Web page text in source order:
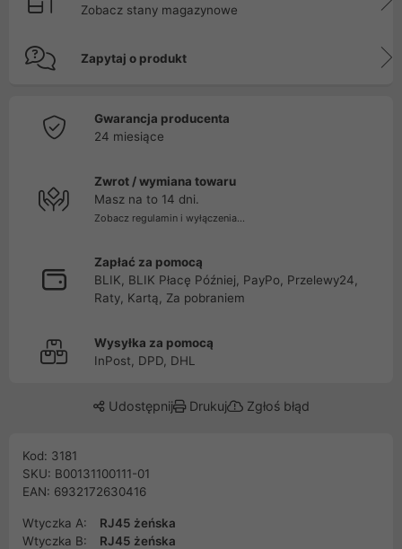
Zobacz stany magazynowe
Zapytaj o produkt
Gwarancja producenta
24 miesiące
Zwrot / wymiana towaru
Masz na to 14 dni.
Zobacz regulamin i wyłączenia...
Zapłać za pomocą
BLIK, BLIK Płacę Później, PayPo, Przelewy24,
Raty, Kartą, Za pobraniem
Wysyłka za pomocą
InPost, DPD, DHL
Udostępnij Drukuj Zgłoś błąd
Kod: 3181
SKU: B00131100111-01
EAN: 6932172630416
Wtyczka A:
RJ45 żeńska
Wtyczka B:
RJ45 żeńska